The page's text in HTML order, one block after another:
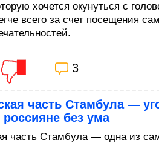
хочется окунуться с
всего за счет посещения
3
часть Стамбула —
россияне без ума
часть Стамбула — одна из